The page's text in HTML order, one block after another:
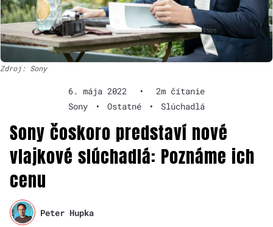
Zdroj: Sony
6. mája 2022 •
2m čítanie
Sony
• Ostatné • Slúchadlá
Sony čoskoro predstaví nové
vlajkové slúchadlá: Poznáme ich
cenu
Peter Hupka